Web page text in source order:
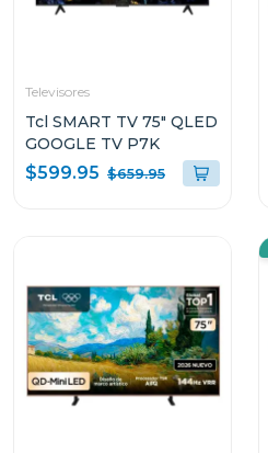
Televisores
Tcl SMART TV 75" QLED
GOOGLE TV P7K
$599.95 $659.95